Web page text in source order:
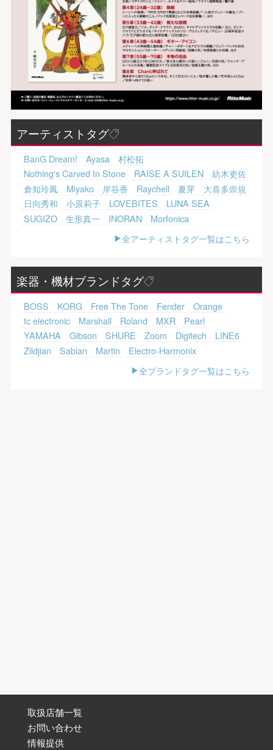
アーティストタグ
BanG Dream! Ayasa
村松拓
Nothing's Carved In Stone
RAISE A SUILEN
紡木吏佐
倉知玲鳳
Miyako 岸谷香 Raychell 夏芽
大喜多崇規
日向秀和
小原莉子 LOVEBITES
LUNA SEA
SUGIZO
生形真一 INORAN
Morfonica
全アーティストタグ一覧はこちら
楽器・機材ブランドタグ
BOSS KORG Free The Tone Fender
Orange
tc electronic
Marshall Roland MXR
Pearl
YAMAHA
Gibson SHURE Zoom Digitech
LINE6
Zildjian
Sabian Martin
Electro-Harmonix
全ブランドタグ一覧はこちら
取扱店舗一覧
お問い合わせ
情報提供